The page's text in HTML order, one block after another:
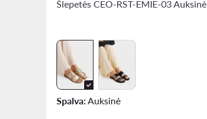
Šlepetės CEO-RST-EMIE-03 Auksinė
Spalva:Auksinė